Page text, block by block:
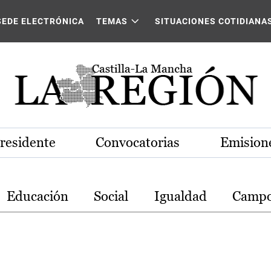
La Mancha
ELECTRÓNICA TEMAS SITUACIONES
Convocatorias
Educación Social Igualdad